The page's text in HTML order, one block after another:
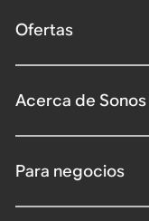
Ofertas
Acerca de Sonos
Para negocios